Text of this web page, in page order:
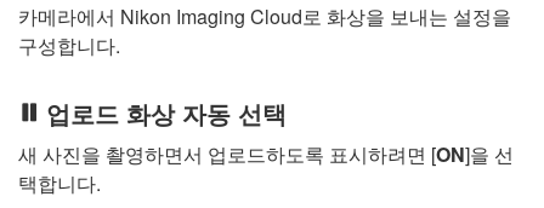
카메라에서 Nikon Imaging Cloud로 화상을 보내는 설정을
구성합니다.
업로드 화상 자동 선택
새 사진을 촬영하면서 업로드하도록 표시하려면 [ON]을 선
택합니다.